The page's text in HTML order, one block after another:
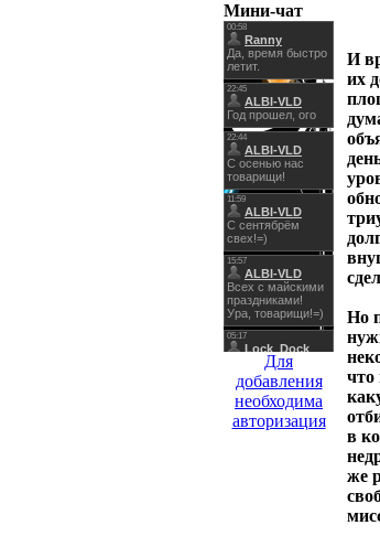
Мини-чат
Для
добавления
необходима
авторизация
И
их
Но
что
в
же